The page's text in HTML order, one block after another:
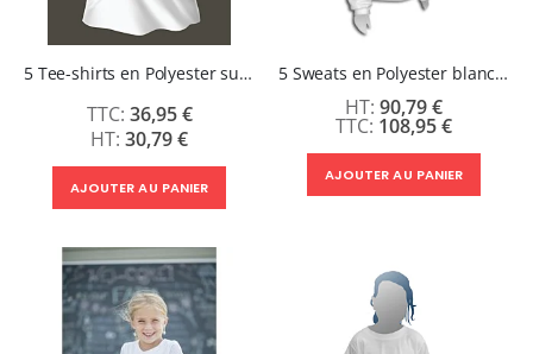
5 Tee-shirts en Polyester sublimables - 220 grammes
36,95 €
30,79 €
AJOUTER AU PANIER
5 Sweats en Polyester blanc B&C
108,95 €
90,79 €
AJOUTER AU PANIER